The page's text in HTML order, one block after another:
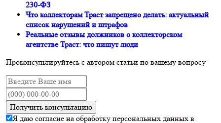
230-ФЗ
Что коллекторам Траст запрещено делать: актуальный
список нарушений и штрафов
Реальные отзывы должников о коллекторском
агентстве Траст: что пишут люди
Проконсультируйтесь с автором статьи по вашему вопросу
Получить консультацию
Я даю согласие на обработку персональных данных в